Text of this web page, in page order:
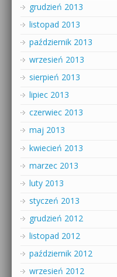
grudzień 2013
listopad 2013
październik 2013
wrzesień 2013
sierpień 2013
lipiec 2013
czerwiec 2013
maj 2013
kwiecień 2013
marzec 2013
luty 2013
styczeń 2013
grudzień 2012
listopad 2012
październik 2012
wrzesień 2012